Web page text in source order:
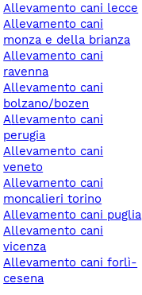
allevamento cani lecce
allevamento cani
monza e della brianza
allevamento cani
ravenna
allevamento cani
bolzano/bozen
allevamento cani
perugia
allevamento cani
veneto
allevamento cani
moncalieri torino
allevamento cani puglia
allevamento cani
vicenza
allevamento cani forlì-
cesena